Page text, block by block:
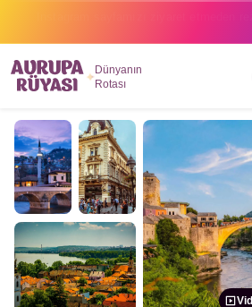
Dünyanın
Rotası